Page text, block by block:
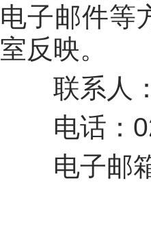
电子邮件等
室反映。
联系人
电话：
电子邮